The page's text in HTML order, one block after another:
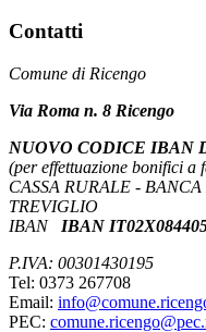
Contatti
Comune di Ricengo
Via Roma n. 8 Ricengo
NUOVO CODICE IBAN
(per effettuazione bonifici a
CASSA RURALE -
TREVIGLIO
IBAN
IBAN
P.IVA: 00301430195
Tel: 0373 267708
Email:
PEC: